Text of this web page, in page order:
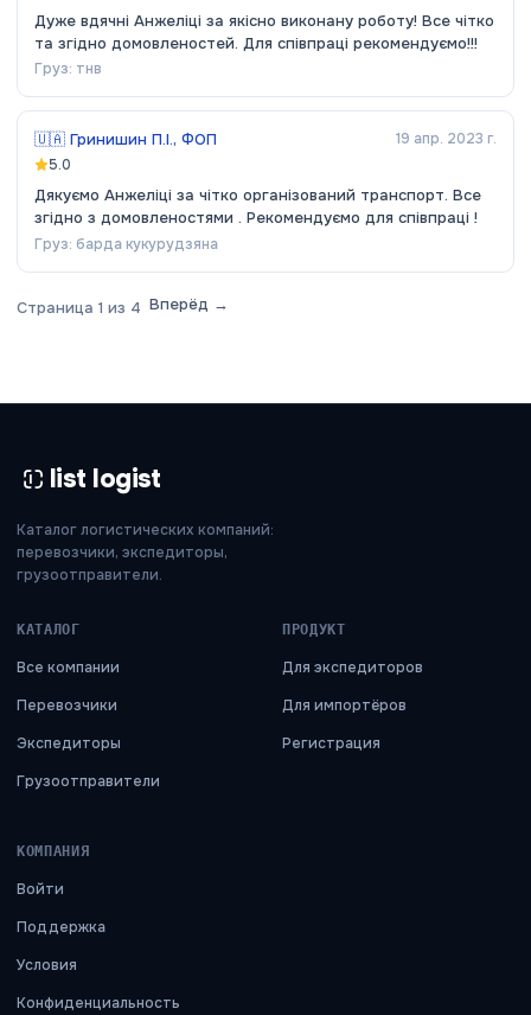
Дуже вдячні Анжеліці за якісно виконану роботу! Все чітко
та згідно домовленостей. Для співпраці рекомендуємо!!!
Груз: тнв
🇺🇦 Гринишин П.І., ФОП
19 апр. 2023 г.
5.0
Дякуємо Анжеліці за чітко організований транспорт. Все
згідно з домовленостями . Рекомендуємо для співпраці !
Груз: барда кукурудзяна
Страница 1 из 4 Вперёд →
list logist
Каталог логистических компаний:
перевозчики, экспедиторы,
грузоотправители.
КАТАЛОГ
Все компании
Перевозчики
Экспедиторы
Грузоотправители
ПРОДУКТ
Для экспедиторов
Для импортёров
Регистрация
КОМПАНИЯ
Войти
Поддержка
Условия
Конфиденциальность